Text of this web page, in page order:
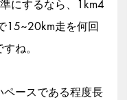
にするなら、1km4
15~20km走を何回
ね。
ースである程度長